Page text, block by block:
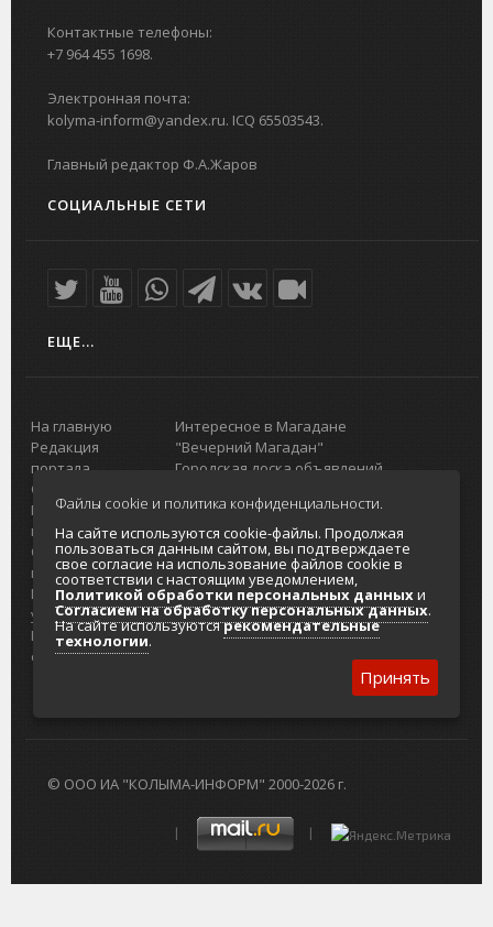
Контактные телефоны:
+7 964 455 1698.
Электронная почта:
kolyma-inform@yandex.ru. ICQ 65503543.
Главный редактор Ф.А.Жаров
СОЦИАЛЬНЫЕ СЕТИ
ЕЩЕ...
На главную
Редакция
портала
О проекте
Реклама на
портале
Отзывы и
предложения
Интернет-
услуги
Разработка
сайтов
Интересное в Магадане
"Вечерний Магадан"
Городская доска объявлений
Главный туристический портал
Колымы
Политика в отношении обработки
персональных данных
Согласие на обработку персональных
данных
© ООО ИА "КОЛЫМА-ИНФОРМ" 2000-2026 г.
Файлы cookie и политика конфиденциальности.
На сайте используются cookie-файлы. Продолжая
пользоваться данным сайтом, вы подтверждаете
свое согласие на использование файлов cookie в
соответствии с настоящим уведомлением,
Политикой обработки персональных данныхи
Согласием на обработку персональных данных.
На сайте используютсярекомендательные
технологии.
Принять